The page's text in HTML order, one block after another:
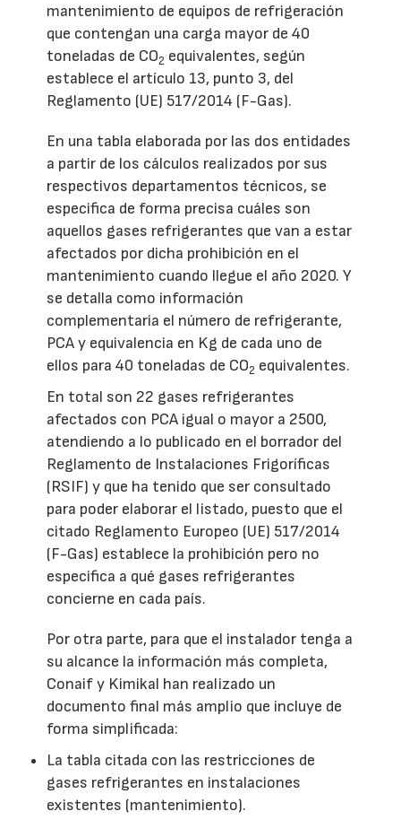
mantenimiento de equipos de refrigeración
que contengan una carga mayor de 40
toneladas de CO2 equivalentes, según
establece el artículo 13, punto 3, del
Reglamento (UE) 517/2014 (F-Gas).
En una tabla elaborada por las dos entidades
a partir de los cálculos realizados por sus
respectivos departamentos técnicos, se
especifica de forma precisa cuáles son
aquellos gases refrigerantes que van a estar
afectados por dicha prohibición en el
mantenimiento cuando llegue el año 2020. Y
se detalla como información
complementaria el número de refrigerante,
PCA y equivalencia en Kg de cada uno de
ellos para 40 toneladas de CO2 equivalentes.
En total son 22 gases refrigerantes
afectados con PCA igual o mayor a 2500,
atendiendo a lo publicado en el borrador del
Reglamento de Instalaciones Frigoríficas
(RSIF) y que ha tenido que ser consultado
para poder elaborar el listado, puesto que el
citado Reglamento Europeo (UE) 517/2014
(F-Gas) establece la prohibición pero no
especifica a qué gases refrigerantes
concierne en cada país.
Por otra parte, para que el instalador tenga a
su alcance la información más completa,
Conaif y Kimikal han realizado un
documento final más amplio que incluye de
forma simplificada:
La tabla citada con las restricciones de
gases refrigerantes en instalaciones
existentes (mantenimiento).